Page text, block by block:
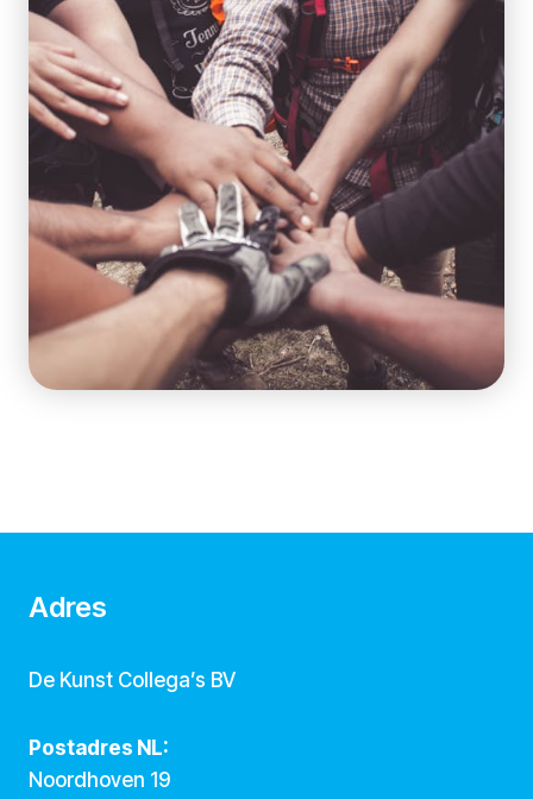
Adres
De Kunst Collega’s BV
Postadres NL:
Noordhoven 19